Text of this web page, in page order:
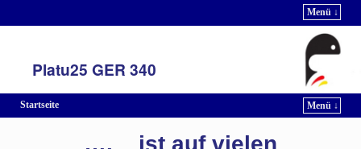
Menü ↓
Platu25 GER 340
Startseite
Menü ↓
…. ist auf vielen